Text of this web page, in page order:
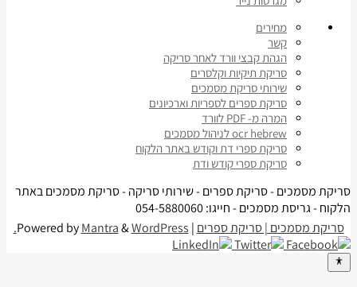
מחירים
קשר
הגהת קבצי וורד לאחר סריקה
סריקת תיקיות וקלסרים
שירותי סריקת מסמכים
סריקת ספרים לספריות וארכיונים
המרה מ- PDF לוורד
ocr hebrew לניהול מסמכים
סריקת ספרי דת וקודש באתר הלקוח
סריקת ספרי קודש ודת
סריקת מסמכים - סריקת ספרים - שירותי סריקה - סריקת מסמכים באתר
הלקוח - גריסת מסמכים - חייגו: 054-5880060
סריקת מסמכים | סריקת ספרים | Powered by
Mantra&WordPress.